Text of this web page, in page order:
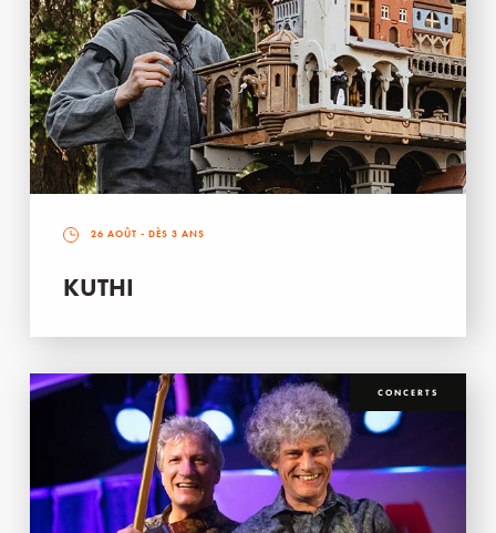
26 AOÛT - DÈS 3 ANS
KUTHI
CONCERTS